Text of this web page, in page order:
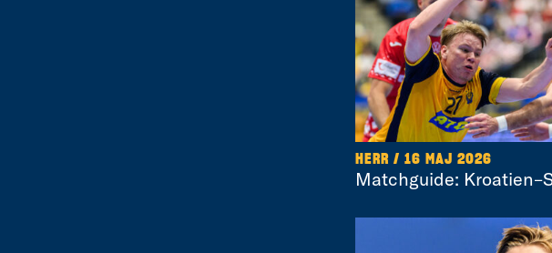
HERR / 16 MAJ 2026
Matchguide: